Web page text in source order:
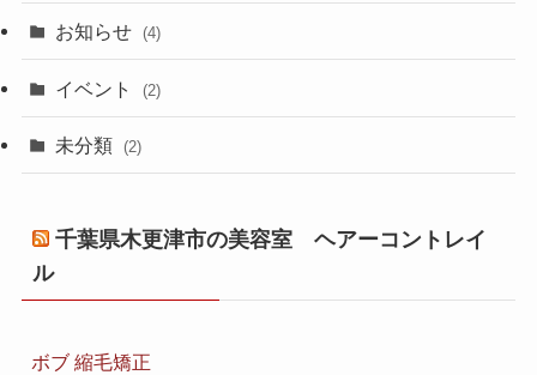
お知らせ (4)
イベント (2)
未分類 (2)
千葉県木更津市の美容室 ヘアーコントレイ
ル
ボブ 縮毛矯正